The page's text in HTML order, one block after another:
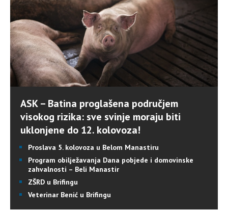
ASK – Batina proglašena područjem
visokog rizika: sve svinje moraju biti
uklonjene do 12. kolovoza!
Proslava 5. kolovoza u Belom Manastiru
Program obilježavanja Dana pobjede i domovinske
zahvalnosti – Beli Manastir
ZŠRD u Brifingu
Veterinar Benić u Brifingu